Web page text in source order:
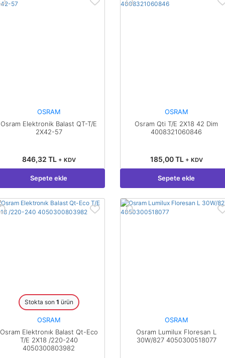
OSRAM
Osram Elektronik Balast QT-T/E
2X42-57
846,32 TL + KDV
Sepete ekle
OSRAM
Osram Qti T/E 2X18 42 Dim
4008321060846
185,00 TL + KDV
Sepete ekle
Stokta son 1 ürün
OSRAM
Osram Elektronık Balast Qt-Eco
T/E 2X18 /220-240
4050300803982
OSRAM
Osram Lumilux Floresan L
30W/827 4050300518077